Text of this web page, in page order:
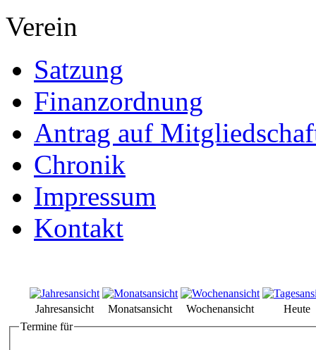
Verein
Satzung
Finanzordnung
Antrag auf
Chronik
Impressum
Kontakt
Jahresansicht Monatsansicht Wochenansicht
Heute
Termine für